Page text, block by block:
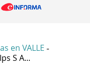
en VALLE -
S A...